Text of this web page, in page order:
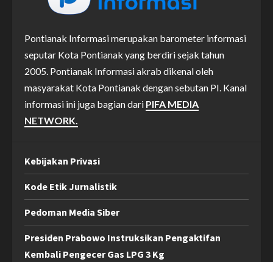
Pontianak Informasi merupakan barometer informasi
seputar Kota Pontianak yang berdiri sejak tahun
2005. Pontianak Informasi akrab dikenal oleh
masyarakat Kota Pontianak dengan sebutan PI. Kanal
informasi ini juga bagian dari PIFA MEDIA
NETWORK.
Kebijakan Privasi
Kode Etik Jurnalistik
Pedoman Media Siber
Presiden Prabowo Instruksikan Pengaktifan
Kembali Pengecer Gas LPG 3 Kg